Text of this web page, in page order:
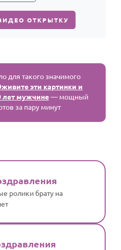
ОТКРЫТКУ
для такого значимого
эти картинки и
лет мужчине— мощный
за пару минут
ролики брату на